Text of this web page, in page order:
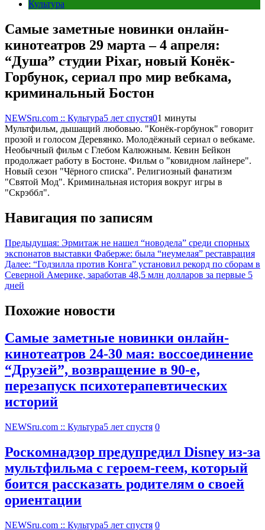
Культура
Самые заметные новинки онлайн-
кинотеатров 29 марта – 4 апреля:
“Душа” студии Pixar, новый Конёк-
Горбунок, сериал про мир вебкама,
криминальный Бостон
NEWSru.com :: Культура5 лет спустя01 минуты
Мультфильм, дышащий любовью. "Конёк-горбунок" говорит
прозой и голосом Деревянко. Молодёжный сериал о вебкаме.
Необычный фильм с Глебом Калюжным. Кевин Бейкон
продолжает работу в Бостоне. Фильм о "ковидном лайнере".
Новый сезон "Чёрного списка". Религиозный фанатизм
"Святой Мод". Криминальная история вокруг игры в
"Скрэббл".
Навигация по записям
Предыдущая: Эрмитаж не нашел “новодела” среди спорных
экспонатов выставки Фаберже: была “неумелая” реставрация
Далее: “Годзилла против Конга” установил рекорд по сборам в
Северной Америке, заработав 48,5 млн долларов за первые 5
дней
Похожие новости
Самые заметные новинки онлайн-
кинотеатров 24-30 мая: воссоединение
“Друзей”, возвращение в 90-е,
перезапуск психотерапевтических
историй
NEWSru.com :: Культура5 лет спустя 0
Роскомнадзор предупредил Disney из-за
мультфильма c героем-геем, который
боится рассказать родителям о своей
ориентации
NEWSru.com :: Культура5 лет спустя 0